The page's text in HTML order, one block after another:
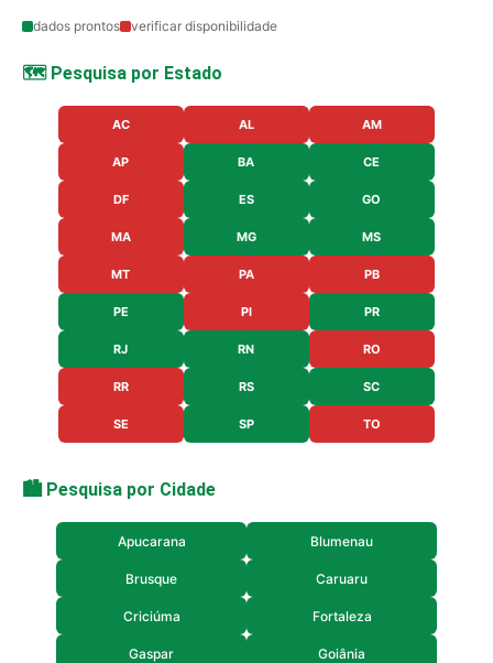
dados prontos verificar disponibilidade
🗺️ Pesquisa por Estado
AC AL AM
AP BA CE
DF ES GO
MA MG MS
MT PA PB
PE PI PR
RJ RN RO
RR RS SC
SE SP TO
🏙️ Pesquisa por Cidade
Apucarana Blumenau
Brusque Caruaru
Criciúma Fortaleza
Gaspar Goiânia